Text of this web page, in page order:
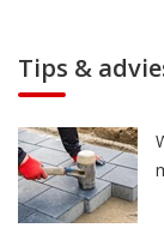
Tips &